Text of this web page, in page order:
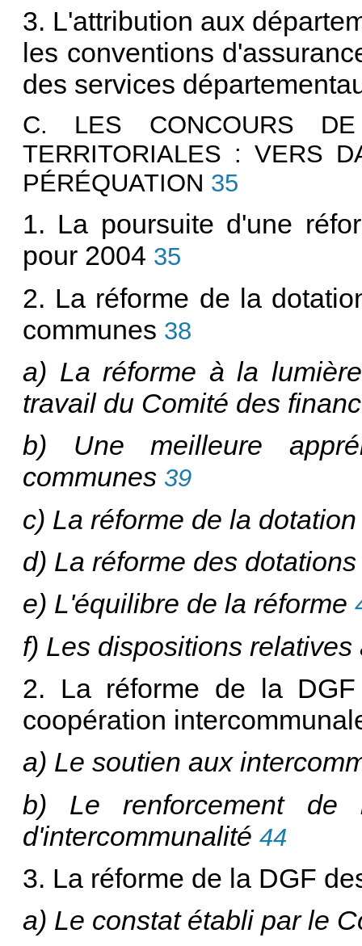
3. L'attribution aux
les conventions
des services
C. LES CONCOURS DE
TERRITORIALES : VERS
PÉRÉQUATION 35
1. La poursuite d'une
pour 2004 35
2. La réforme de la
communes 38
a) La réforme à la
travail du Comité des
b) Une meilleure
communes 39
c) La réforme de la
d) La réforme des
e) L'équilibre de la réforme
f) Les dispositions relatives
2. La réforme de la
coopération
a) Le soutien aux
b) Le renforcement de
d'intercommunalité 44
3. La réforme de la DGF
a) Le constat établi par le